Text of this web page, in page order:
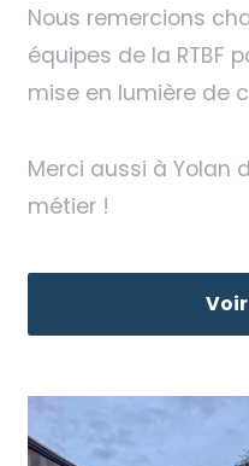
Nous remercions
équipes de la RTBF
mise en lumière de
Merci aussi à Yolan
métier !